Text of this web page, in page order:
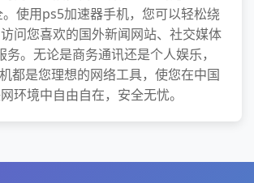
使用ps5加速器手机，您可以轻松绕
问您喜欢的国外新闻网站、社交媒体
务。无论是商务通讯还是个人娱乐，
都是您理想的网络工具，使您在中国
环境中自由自在，安全无忧。